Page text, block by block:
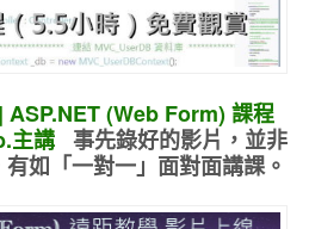
ASP.NET (Web Form) 課程
主講 事先錄好的影片，並非
如 「一對一」面對面講課。